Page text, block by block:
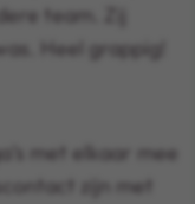
team. Zij
Heel grappig!
met elkaar mee
zijn met